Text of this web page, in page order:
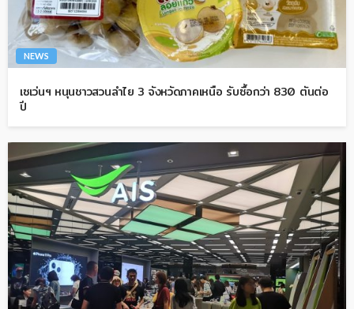
NEWS
เซเว่นฯ หนุนชาวสวนลำไย 3 จังหวัดภาคเหนือ รับซื้อกว่า 830 ตันต่อ
ปี